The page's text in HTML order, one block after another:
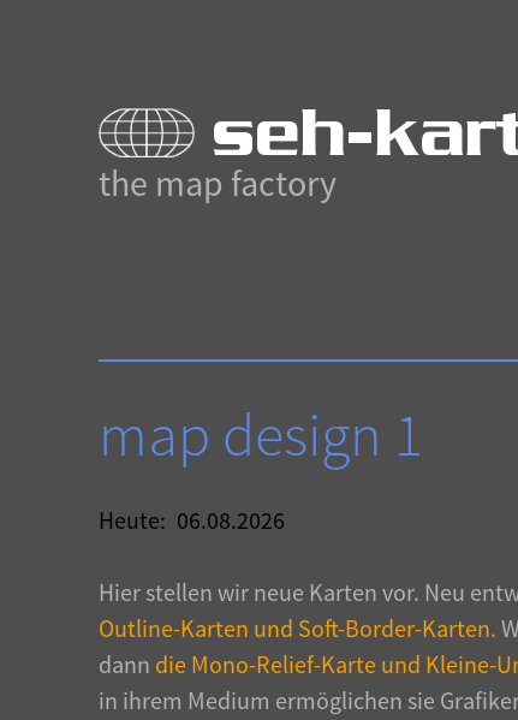
seh-
the map factory
map design 1
Heute: 06.08.2026
Hier stellen wir neue Karten vor. Neu
Outline-Karten und Soft-Border-Karten.
dann die Mono-Relief-Karte und Kleine-
in ihrem Medium ermöglichen sie